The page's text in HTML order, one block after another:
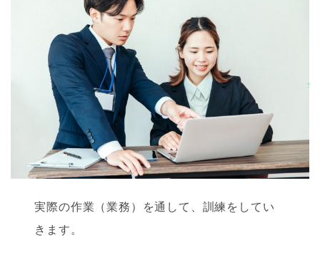
実際の作業（業務）を通して、訓練をしてい
きます。